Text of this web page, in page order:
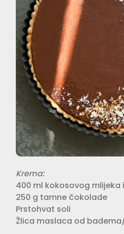
Krema:⁣⁣
400 ml kokosovog mlijeka
250 g tamne čokolade⁣
Prstohvat soli⁣
Žlica maslaca od